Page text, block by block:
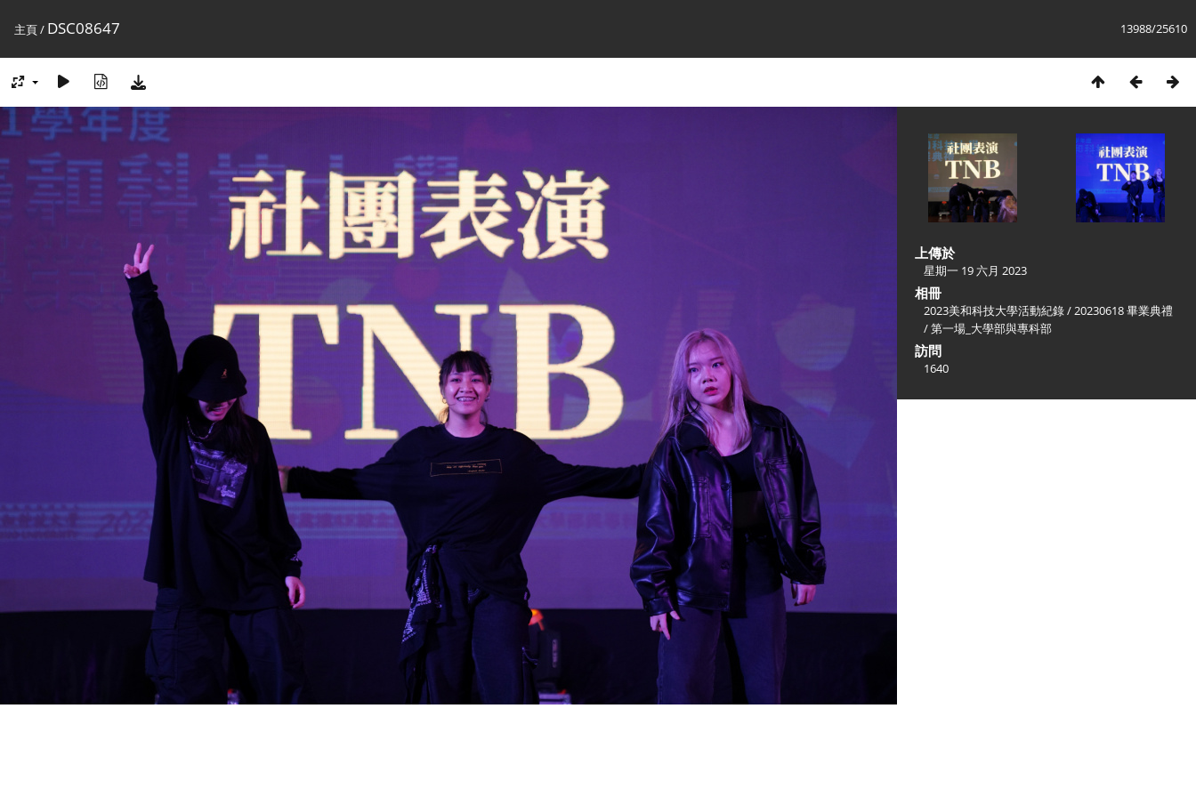
13988/25610
主頁/ DSC08647
上傳於
星期一 19 六月 2023
相冊
2023美和科技大學活動紀錄/20230618 畢業典禮
/第一場_大學部與專科部
訪問
1640